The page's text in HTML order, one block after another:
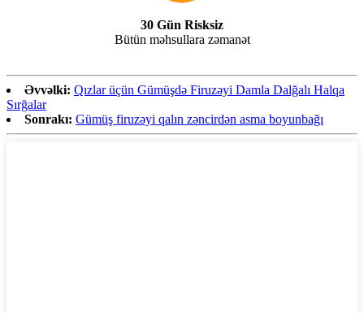
30 Gün Risksiz
Bütün məhsullara zəmanət
Əvvəlki: Qızlar üçün Gümüşdə Firuzəyi Damla Dalğalı Halqa
Sırğalar
Sonrakı: Gümüş firuzəyi qalın zəncirdən asma boyunbağı